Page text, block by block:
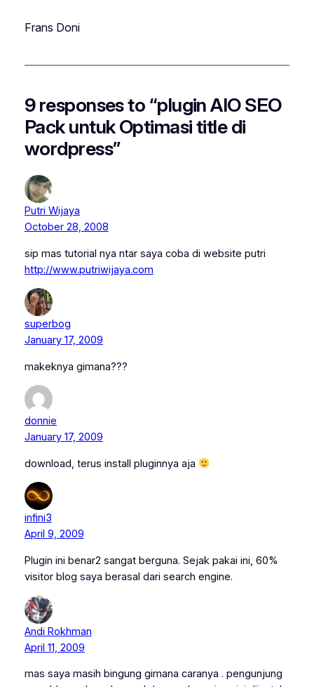
Frans Doni
9 responses to “plugin AIO SEO
Pack untuk Optimasi title di
wordpress”
Putri Wijaya
October 28, 2008
sip mas tutorial nya ntar saya coba di website putri
http://www.putriwijaya.com
superbog
January 17, 2009
makeknya gimana???
donnie
January 17, 2009
download, terus install pluginnya aja
infini3
April 9, 2009
Plugin ini benar2 sangat berguna. Sejak pakai ini, 60%
visitor blog saya berasal dari search engine.
Andi Rokhman
April 11, 2009
mas saya masih bingung gimana caranya . pengunjung